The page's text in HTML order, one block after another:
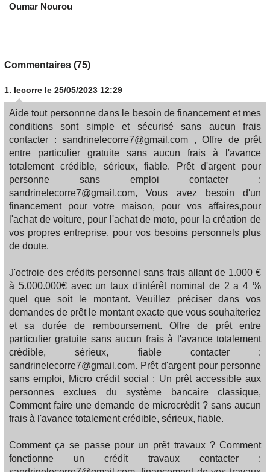
Oumar Nourou
Commentaires (75)
1. lecorre le 25/05/2023 12:29
Aide tout personnne dans le besoin de financement et mes
conditions sont simple et sécurisé sans aucun frais
contacter : sandrinelecorre7@gmail.com , Offre de prêt
entre particulier gratuite sans aucun frais à l'avance
totalement crédible, sérieux, fiable. Prêt d'argent pour
personne sans emploi contacter :
sandrinelecorre7@gmail.com, Vous avez besoin d'un
financement pour votre maison, pour vos affaires,pour
l'achat de voiture, pour l'achat de moto, pour la création de
vos propres entreprise, pour vos besoins personnels plus
de doute.
J'octroie des crédits personnel sans frais allant de 1.000 €
à 5.000.000€ avec un taux d'intérêt nominal de 2 a 4 %
quel que soit le montant. Veuillez préciser dans vos
demandes de prêt le montant exacte que vous souhaiteriez
et sa durée de remboursement. Offre de prêt entre
particulier gratuite sans aucun frais à l'avance totalement
crédible, sérieux, fiable contacter :
sandrinelecorre7@gmail.com. Prêt d'argent pour personne
sans emploi, Micro crédit social : Un prêt accessible aux
personnes exclues du système bancaire classique,
Comment faire une demande de microcrédit ? sans aucun
frais à l'avance totalement crédible, sérieux, fiable.
Comment ça se passe pour un prêt travaux ? Comment
fonctionne un crédit travaux contacter :